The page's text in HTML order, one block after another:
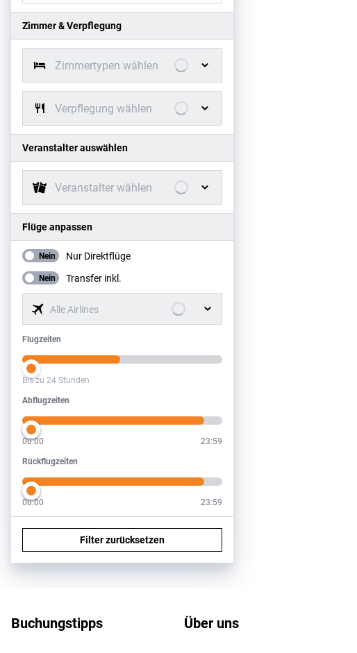
Zimmer & Verpflegung
Zimmertypen wählen
Verpflegung wählen
Veranstalter auswählen
Veranstalter wählen
Flüge anpassen
Nein Nur Direktflüge
Nein Transfer inkl.
Alle Airlines
Flugzeiten
Flugzeiten
Bis zu 24 Stunden
Abflugzeiten
Abflugzeiten
00:00 23:59
Rückflugzeiten
Rückflugzeiten
00:00 23:59
Filter zurücksetzen
Footer navigation
Buchungstipps Über uns